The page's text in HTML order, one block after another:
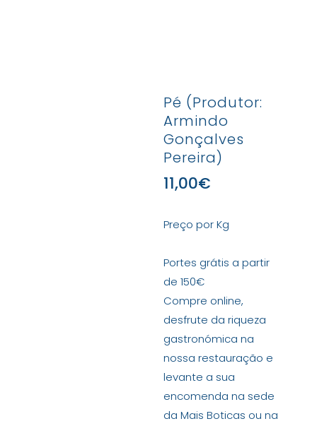
Pé (Produtor:
Armindo
Gonçalves
Pereira)
11,00€
Preço por Kg
Portes grátis a partir
de 150€
Compre online,
desfrute da riqueza
gastronómica na
nossa restauração e
levante a sua
encomenda na sede
da Mais Boticas ou na